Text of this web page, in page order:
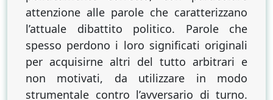
e
neolingua
del
potere
attenzione alle parole che caratterizzano
l’attuale dibattito politico. Parole che
spesso perdono i loro significati originali
per acquisirne altri del tutto arbitrari e
non motivati, da utilizzare in modo
strumentale contro l’avversario di turno.